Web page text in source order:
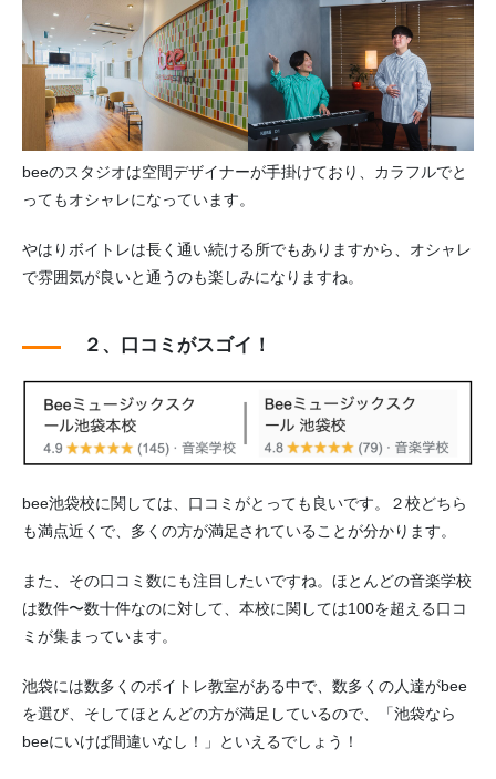
beeのスタジオは空間デザイナーが手掛けており、カラフルでと
ってもオシャレになっています。
やはりボイトレは長く通い続ける所でもありますから、オシャレ
で雰囲気が良いと通うのも楽しみになりますね。
２、口コミがスゴイ！
bee池袋校に関しては、口コミがとっても良いです。２校どちら
も満点近くで、多くの方が満足されていることが分かります。
また、その口コミ数にも注目したいですね。ほとんどの音楽学校
は数件〜数十件なのに対して、本校に関しては100を超える口コ
ミが集まっています。
池袋には数多くのボイトレ教室がある中で、数多くの人達がbee
を選び、そしてほとんどの方が満足しているので、「池袋なら
beeにいけば間違いなし！」といえるでしょう！